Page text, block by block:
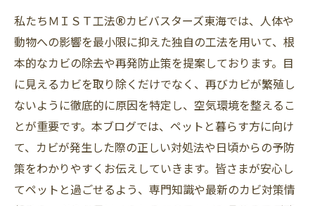
私たちＭＩＳＴ工法®カビバスターズ東海では、人体や
動物への影響を最小限に抑えた独自の工法を用いて、根
本的なカビの除去や再発防止策を提案しております。目
に見えるカビを取り除くだけでなく、再びカビが繁殖し
ないように徹底的に原因を特定し、空気環境を整えるこ
とが重要です。本ブログでは、ペットと暮らす方に向け
て、カビが発生した際の正しい対処法や日頃からの予防
策をわかりやすくお伝えしていきます。皆さまが安心し
てペットと過ごせるよう、専門知識や最新のカビ対策情